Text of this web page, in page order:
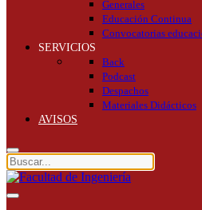
Generales
Educación Continua
Convocatorias
SERVICIOS
Back
Podcast
Despachos
Materiales Didácticos
AVISOS